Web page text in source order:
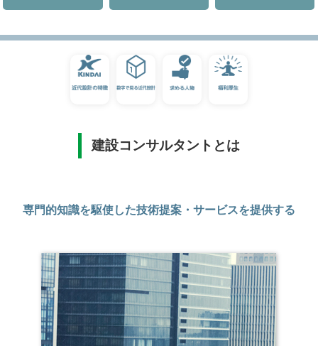
建設コンサルタントとは
専門的知識を駆使した技術提案・サービスを提供する